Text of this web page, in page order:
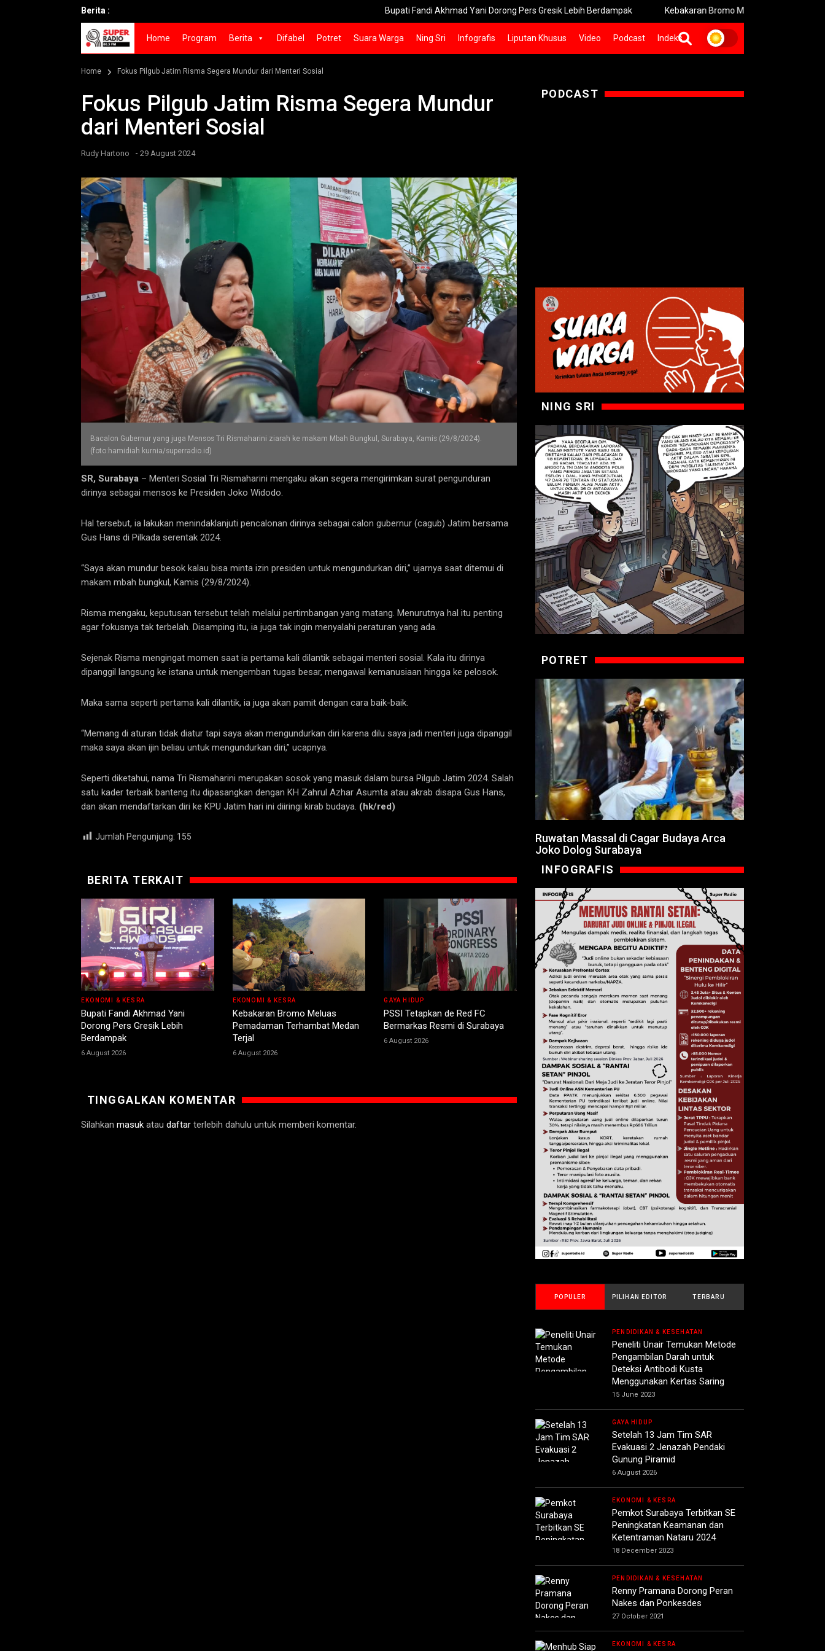
Berita : Bupati Fandi Akhmad Yani Dorong Pers Gresik Lebih Berdampak Kebakaran Bromo Meluas Pemadaman Terhambat
Home Program Berita Difabel Potret Suara Warga Ning Sri Infografis Liputan Khusus Video Podcast Indeks
Home Fokus Pilgub Jatim Risma Segera Mundur dari Menteri Sosial
Fokus Pilgub Jatim Risma Segera Mundur
dari Menteri Sosial
Rudy Hartono - 29 August 2024
Bacalon Gubernur yang juga Mensos Tri Rismaharini ziarah ke makam Mbah Bungkul, Surabaya, Kamis (29/8/2024).
(foto:hamidiah kurnia/superradio.id)
SR, Surabaya – Menteri Sosial Tri Rismaharini mengaku akan segera mengirimkan surat pengunduran
dirinya sebagai mensos ke Presiden Joko Widodo.
Hal tersebut, ia lakukan menindaklanjuti pencalonan dirinya sebagai calon gubernur (cagub) Jatim bersama
Gus Hans di Pilkada serentak 2024.
“Saya akan mundur besok kalau bisa minta izin presiden untuk mengundurkan diri,” ujarnya saat ditemui di
makam mbah bungkul, Kamis (29/8/2024).
Risma mengaku, keputusan tersebut telah melalui pertimbangan yang matang. Menurutnya hal itu penting
agar fokusnya tak terbelah. Disamping itu, ia juga tak ingin menyalahi peraturan yang ada.
Sejenak Risma mengingat momen saat ia pertama kali dilantik sebagai menteri sosial. Kala itu dirinya
dipanggil langsung ke istana untuk mengemban tugas besar, mengawal kemanusiaan hingga ke pelosok.
Maka sama seperti pertama kali dilantik, ia juga akan pamit dengan cara baik-baik.
“Memang di aturan tidak diatur tapi saya akan mengundurkan diri karena dilu saya jadi menteri juga dipanggil
maka saya akan ijin beliau untuk mengundurkan diri,” ucapnya.
Seperti diketahui, nama Tri Rismaharini merupakan sosok yang masuk dalam bursa Pilgub Jatim 2024. Salah
satu kader terbaik banteng itu dipasangkan dengan KH Zahrul Azhar Asumta atau akrab disapa Gus Hans,
dan akan mendaftarkan diri ke KPU Jatim hari ini diiringi kirab budaya. (hk/red)
Jumlah Pengunjung: 155
BERITA TERKAIT
EKONOMI & KESRA
Bupati Fandi Akhmad Yani
Dorong Pers Gresik Lebih
Berdampak
6 August 2026
EKONOMI & KESRA
Kebakaran Bromo Meluas
Pemadaman Terhambat Medan
Terjal
6 August 2026
GAYA HIDUP
PSSI Tetapkan de Red FC
Bermarkas Resmi di Surabaya
6 August 2026
TINGGALKAN KOMENTAR
Silahkan masuk atau daftar terlebih dahulu untuk memberi komentar.
PODCAST
NING SRI
POTRET
Ruwatan Massal di Cagar Budaya Arca
Joko Dolog Surabaya
INFOGRAFIS
POPULER PILIHAN EDITOR TERBARU
PENDIDIKAN & KESEHATAN
Peneliti Unair Temukan Metode
Pengambilan Darah untuk
Deteksi Antibodi Kusta
Menggunakan Kertas Saring
15 June 2023
GAYA HIDUP
Setelah 13 Jam Tim SAR
Evakuasi 2 Jenazah Pendaki
Gunung Piramid
6 August 2026
EKONOMI & KESRA
Pemkot Surabaya Terbitkan SE
Peningkatan Keamanan dan
Ketentraman Nataru 2024
18 December 2023
PENDIDIKAN & KESEHATAN
Renny Pramana Dorong Peran
Nakes dan Ponkesdes
27 October 2021
EKONOMI & KESRA